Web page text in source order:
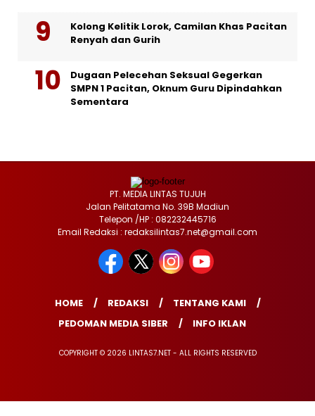
Kolong Kelitik Lorok, Camilan Khas Pacitan
Renyah dan Gurih
Dugaan Pelecehan Seksual Gegerkan
SMPN 1 Pacitan, Oknum Guru Dipindahkan
Sementara
PT. MEDIA LINTAS TUJUH
Jalan Pelitatama No. 39B Madiun
Telepon /HP : 082232445716
Email Redaksi : redaksilintas7.net@gmail.com
HOME REDAKSI
TENTANG KAMI
PEDOMAN MEDIA SIBER
INFO IKLAN
COPYRIGHT © 2026 LINTAS7.NET - ALL RIGHTS RESERVED